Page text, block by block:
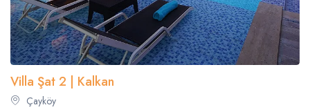
Villa Şat 2 | Kalkan
Çayköy